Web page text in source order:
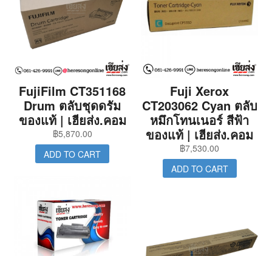
FujiFilm CT351168
Drum ตลับชุดดรัม
ของแท้ | เฮียส่ง.คอม
฿5,870.00
ADD TO CART
Fuji Xerox
CT203062 Cyan ตลับ
หมึกโทนเนอร์ สีฟ้า
ของแท้ | เฮียส่ง.คอม
฿7,530.00
ADD TO CART